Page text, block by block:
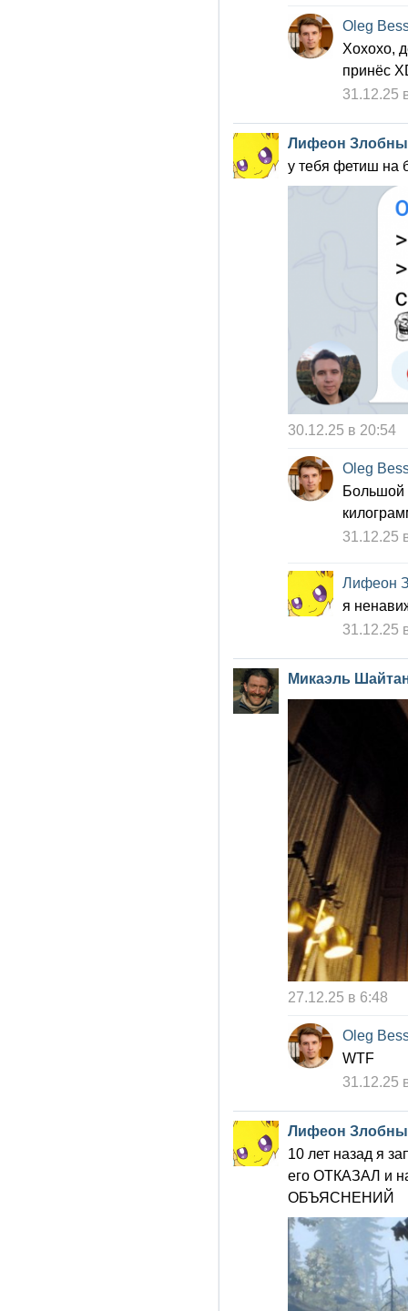
Oleg
Хохохо,
принёс
31.12.25
Лифеон
у тебя фетиш на
30.12.25 в 20:54
Oleg
Большой
31.12.25
Лифеон
я
31.12.25
Микаэль
27.12.25 в 6:48
Oleg
WTF
31.12.25
Лифеон
10 лет назад я
его ОТКАЗАЛ и
ОБЪЯСНЕНИЙ